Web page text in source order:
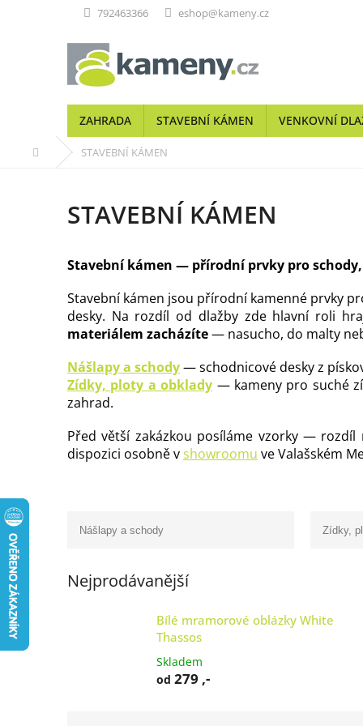
792463366 eshop@kameny.cz
ZAHRADA STAVEBNÍ KÁMEN VENKOVNÍ
Domů STAVEBNÍ KÁMEN
STAVEBNÍ KÁMEN
Stavební kámen — přírodní prvky pro
Stavební kámen jsou přírodní kamenné prvky
desky. Na rozdíl od dlažby zde hlavní roli
materiálem zacházíte— nasucho, do malty
Nášlapy a schody— schodnicové desky z
Zídky, ploty a obklady — kameny pro suché
zahrad.
Před větší zakázkou posíláme vzorky —
dispozici osobně vshowroomu ve Valašském
Nášlapy a schody Zídky,
Nejprodávanější
Bílé mramorové oblázky White
Thassos
Skladem
od 279 ,-